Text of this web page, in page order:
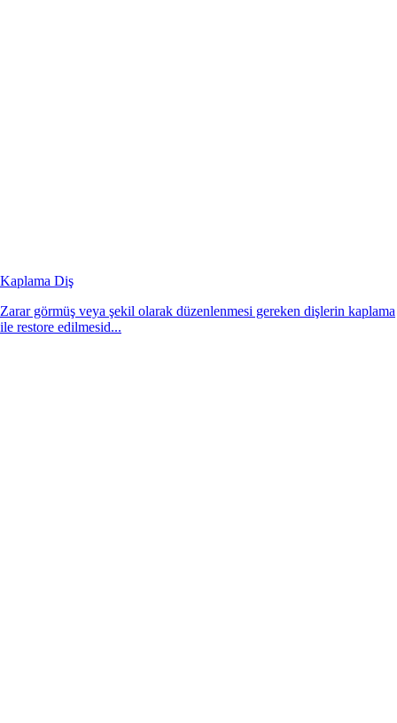
Kaplama Diş
Zarar görmüş veya şekil olarak düzenlenmesi gereken dişlerin kaplama
ile restore edilmesid...